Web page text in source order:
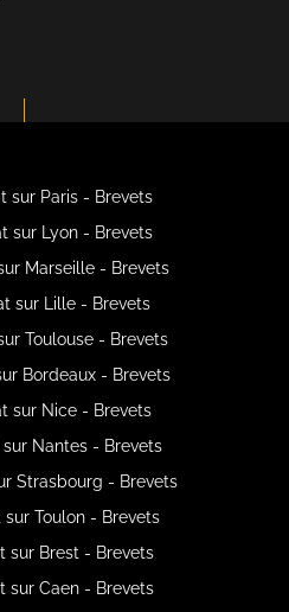
sur Paris - Brevets
sur Lyon - Brevets
Marseille - Brevets
sur Lille - Brevets
Toulouse - Brevets
Bordeaux - Brevets
sur Nice - Brevets
Nantes - Brevets
Strasbourg - Brevets
sur Toulon - Brevets
sur Brest - Brevets
sur Caen - Brevets